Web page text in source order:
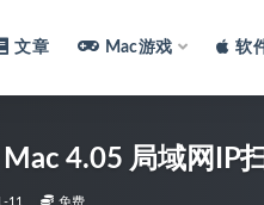
文章 Mac游戏 软
Mac 4.05 局域网IP
11 免费